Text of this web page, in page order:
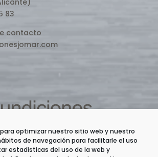
optimizar nuestro sitio web y nuestro
de navegación para facilitarle el uso
estadísticas del uso de la web y
83
contacto